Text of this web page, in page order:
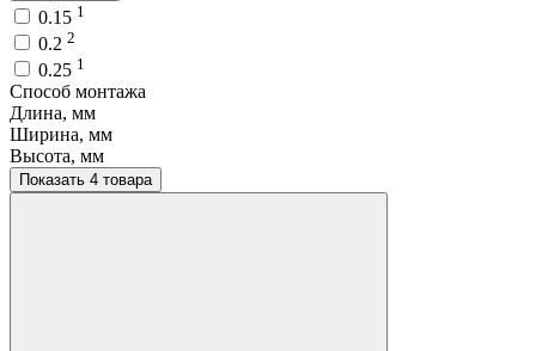
0.15 1
0.2 2
0.25 1
Способ монтажа
Длина, мм
Ширина, мм
Высота, мм
Показать 4 товара